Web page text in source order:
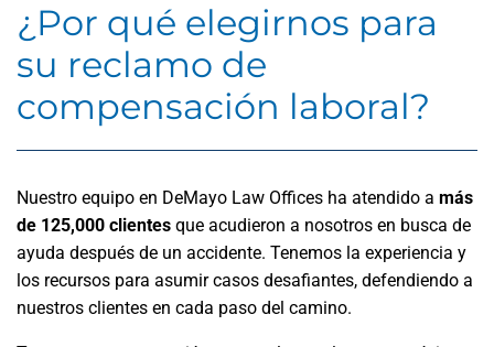
¿Por qué elegirnos para
su reclamo de
compensación laboral?
Nuestro equipo en DeMayo Law Offices ha atendido a más
de 125,000 clientes que acudieron a nosotros en busca de
ayuda después de un accidente. Tenemos la experiencia y
los recursos para asumir casos desafiantes, defendiendo a
nuestros clientes en cada paso del camino.